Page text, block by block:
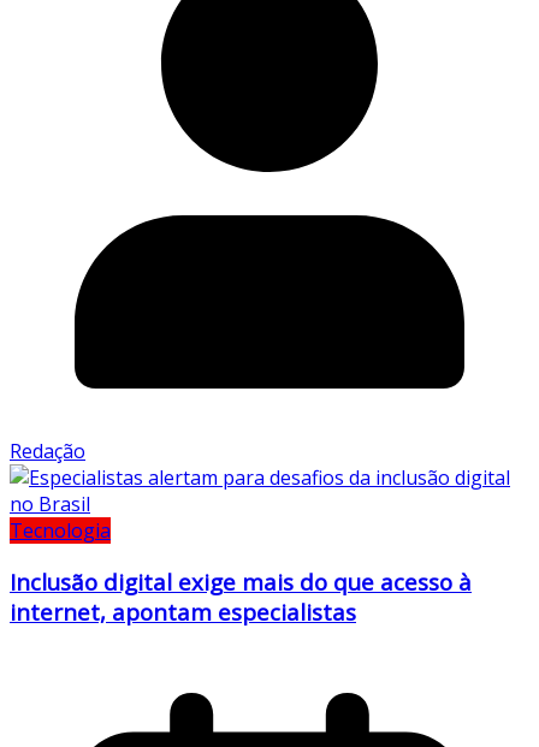
Redação
Tecnologia
Inclusão digital exige mais do que acesso à
internet, apontam especialistas